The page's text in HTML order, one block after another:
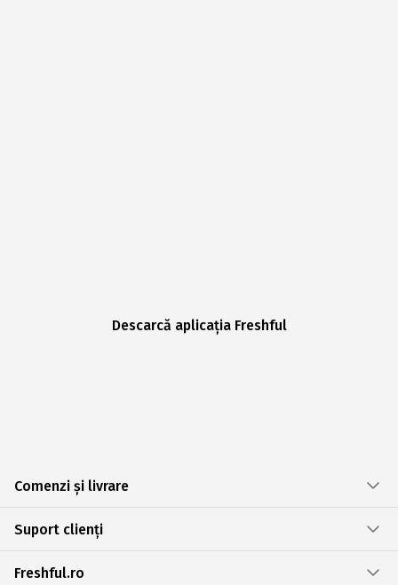
Descarcă aplicația Freshful
Comenzi și livrare
Suport clienți
Freshful.ro